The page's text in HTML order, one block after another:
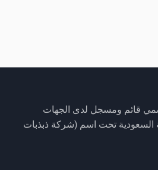
قائم ومسجل لدى الجهات
السعودية تحت اسم (شركة ذبذبات